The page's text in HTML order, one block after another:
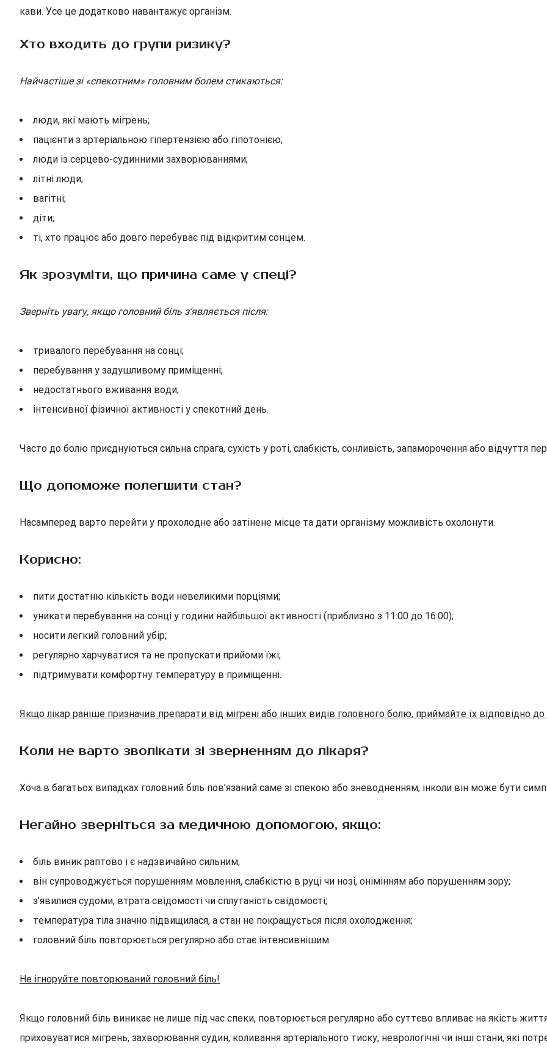
кави. Усе це додатково навантажує організм.
Хто входить до групи ризику?
Найчастіше зі «спекотним» головним болем стикаються:
люди, які мають мігрень;
пацієнти з артеріальною гіпертензією або гіпотонією;
люди із серцево-судинними захворюваннями;
літні люди;
вагітні;
діти;
ті, хто працює або довго перебуває під відкритим сонцем.
Як зрозуміти, що причина саме у спеці?
Зверніть увагу, якщо головний біль з’являється після:
тривалого перебування на сонці;
перебування у задушливому приміщенні;
недостатнього вживання води;
інтенсивної фізичної активності у спекотний день.
Часто до болю приєднуються сильна спрага, сухість у роті, слабкість, сонливість, запаморочення або відчуття
Що допоможе полегшити стан?
Насамперед варто перейти у прохолодне або затінене місце та дати організму можливість охолонути.
Корисно:
пити достатню кількість води невеликими порціями;
уникати перебування на сонці у години найбільшої активності (приблизно з 11:00 до 16:00);
носити легкий головний убір;
регулярно харчуватися та не пропускати прийоми їжі;
підтримувати комфортну температуру в приміщенні.
Якщо лікар раніше призначив препарати від мігрені або інших видів головного болю, приймайте їх відповідно
Коли не варто зволікати зі зверненням до лікаря?
Хоча в багатьох випадках головний біль пов’язаний саме зі спекою або зневодненням, інколи він може бути
Негайно зверніться за медичною допомогою, якщо:
біль виник раптово і є надзвичайно сильним;
він супроводжується порушенням мовлення, слабкістю в руці чи нозі, онімінням або порушенням зору;
з’явилися судоми, втрата свідомості чи сплутаність свідомості;
температура тіла значно підвищилася, а стан не покращується після охолодження;
головний біль повторюється регулярно або стає інтенсивнішим.
Не ігноруйте повторюваний головний біль!
Якщо головний біль виникає не лише під час спеки, повторюється регулярно або суттєво впливає на якість
приховуватися мігрень, захворювання судин, коливання артеріального тиску, неврологічні чи інші стани, які